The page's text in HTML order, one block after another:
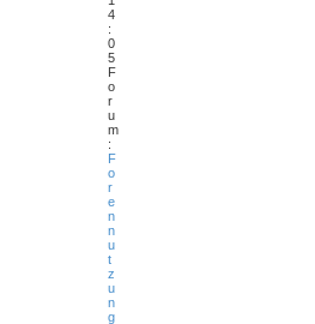
4
:
0
5
F
o
r
u
m
:
F
o
r
e
n
n
u
t
z
u
n
g